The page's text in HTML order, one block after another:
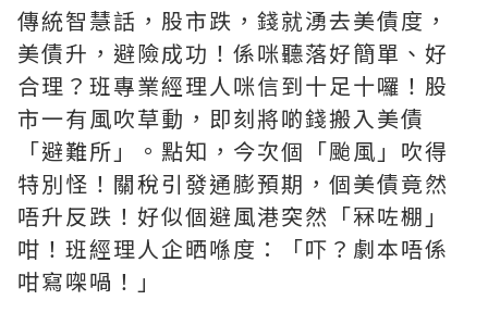
傳統智慧話，股市跌，錢就湧去美債度，
美債升，避險成功！係咪聽落好簡單、好
合理？班專業經理人咪信到十足十囉！股
市一有風吹草動，即刻將啲錢搬入美債
「避難所」。點知，今次個「颱風」吹得
特別怪！關稅引發通膨預期，個美債竟然
唔升反跌！好似個避風港突然「冧咗棚」
咁！班經理人企晒喺度：「吓？劇本唔係
咁寫㗎喎！」